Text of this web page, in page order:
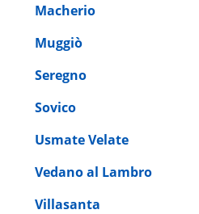
Macherio
Muggiò
Seregno
Sovico
Usmate Velate
Vedano al Lambro
Villasanta